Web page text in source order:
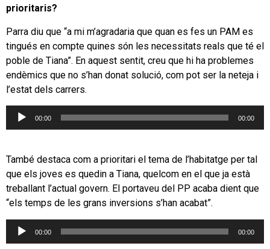
prioritaris?
Parra diu que “a mi m’agradaria que quan es fes un PAM es
tingués en compte quines són les necessitats reals que té el
poble de Tiana”. En aquest sentit, creu que hi ha problemes
endèmics que no s’han donat solució, com pot ser la neteja i
l’estat dels carrers.
Reproductor
00:00 00:00
També destaca com a prioritari el tema de l’habitatge per tal
que els joves es quedin a Tiana, quelcom en el que ja està
treballant l’actual govern. El portaveu del PP acaba dient que
“els temps de les grans inversions s’han acabat”.
Reproductor
00:00 00:00